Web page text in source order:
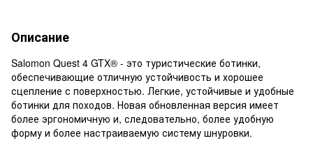
Описание
Salomon Quest 4 GTX® - это туристические ботинки,
обеспечивающие отличную устойчивость и хорошее
сцепление с поверхностью. Легкие, устойчивые и удобные
ботинки для походов. Новая обновленная версия имеет
более эргономичную и, следовательно, более удобную
форму и более настраиваемую систему шнуровки.